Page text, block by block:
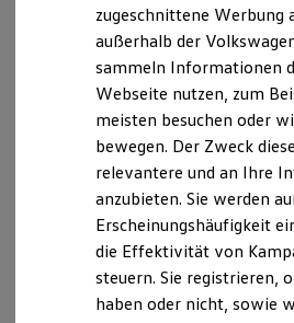
Reichweite
Reichweite der ID.
Reichweite im
Laden
Laden unterwegs
Laden Zuhause
Ladestationen finden
Ladezeitensimulator
Batterie
Sicherheit
Garantie und
Nachhaltigkeit
Technologie
Kosten und Kauf
Verbrauchskosten
Verantwortlich für die Inhalte auf dieser
Bornheimer Straße 206 -
zugeschnittene Werbung
außerhalb der
sammeln Informationen
Webseite nutzen, zum
meisten besuchen oder
bewegen. Der Zweck
relevantere und an Ihre
anzubieten. Sie werden
Erscheinungshäufigkeit
die Effektivität von
steuern. Sie registrieren,
haben oder nicht, sowie